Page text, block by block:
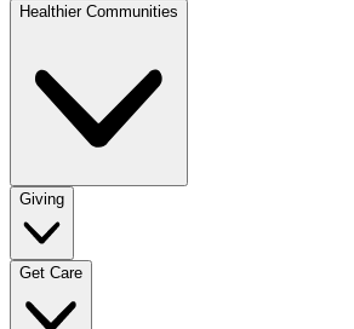
Healthier Communities
Giving
Get Care